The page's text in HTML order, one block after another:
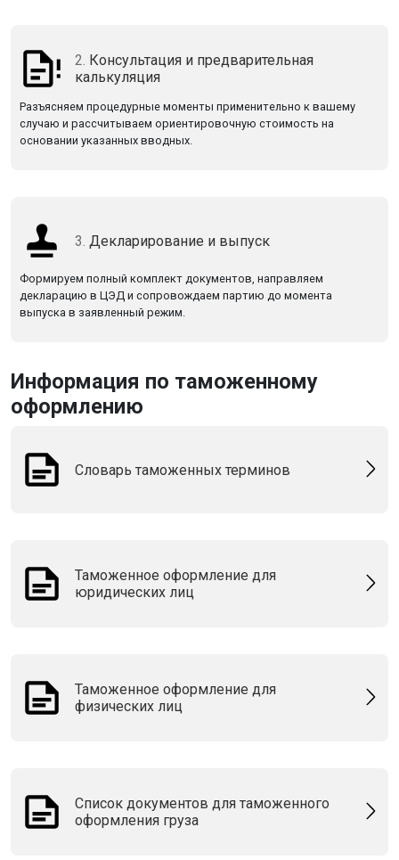
2. Консультация и предварительная
калькуляция
Разъясняем процедурные моменты применительно к вашему
случаю и рассчитываем ориентировочную стоимость на
основании указанных вводных.
3. Декларирование и выпуск
Формируем полный комплект документов, направляем
декларацию в ЦЭД и сопровождаем партию до момента
выпуска в заявленный режим.
Информация по таможенному
оформлению
Словарь таможенных терминов
Таможенное оформление для
юридических лиц
Таможенное оформление для
физических лиц
Список документов для таможенного
оформления груза